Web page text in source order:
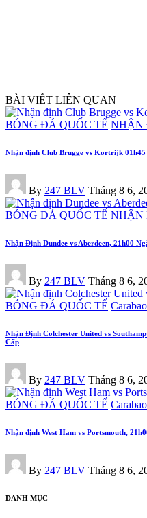
BÀI VIẾT LIÊN QUAN
Posted
BÓNG ĐÁ QUỐC TẾ NHẬN
Nhận định Club Brugge vs Kortrijk
Posted
by
By 247 BLV Tháng 8 6,
Posted
BÓNG ĐÁ QUỐC TẾ NHẬN
Nhận Định Dundee vs Aberdeen, 21h00
Posted
by
By 247 BLV Tháng 8 6,
Posted
BÓNG ĐÁ QUỐC TẾ
Nhận Định Colchester United vs
Cấp
Posted
by
By 247 BLV Tháng 8 6,
Posted
BÓNG ĐÁ QUỐC TẾ
Nhận định West Ham vs Portsmouth,
Posted
by
By 247 BLV Tháng 8 6,
DANH MỤC